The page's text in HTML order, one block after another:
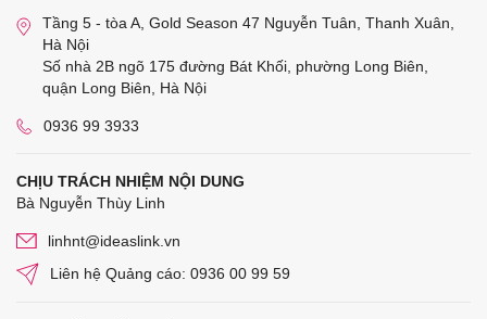
Tầng 5 - tòa A, Gold Season 47 Nguyễn Tuân, Thanh Xuân,
Hà Nội
Số nhà 2B ngõ 175 đường Bát Khối, phường Long Biên,
quận Long Biên, Hà Nội
0936 99 3933
CHỊU TRÁCH NHIỆM NỘI DUNG
Bà Nguyễn Thùy Linh
linhnt@ideaslink.vn
Liên hệ Quảng cáo: 0936 00 99 59